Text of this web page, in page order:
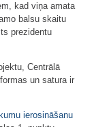
kad viņa amata
balsu skaitu
prezidentu
Centrālā
un satura ir
ierosināšanu